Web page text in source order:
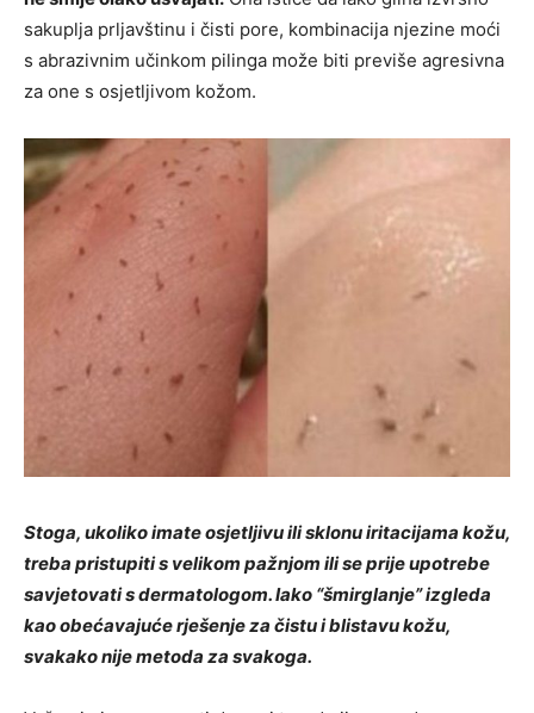
sakuplja prljavštinu i čisti pore, kombinacija njezine moći
s abrazivnim učinkom pilinga može biti previše agresivna
za one s osjetljivom kožom.
Stoga, ukoliko imate osjetljivu ili sklonu iritacijama kožu,
treba pristupiti s velikom pažnjom ili se prije upotrebe
savjetovati s dermatologom. Iako “šmirglanje” izgleda
kao obećavajuće rješenje za čistu i blistavu kožu,
svakako nije metoda za svakoga.